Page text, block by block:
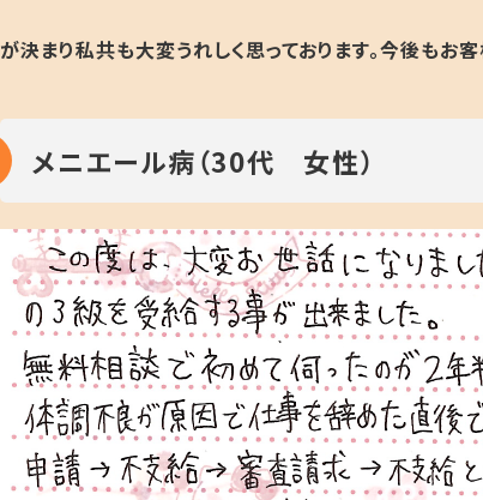
が決まり私共も大変うれしく思っております。今後もお
メニエール病（30代 女性）